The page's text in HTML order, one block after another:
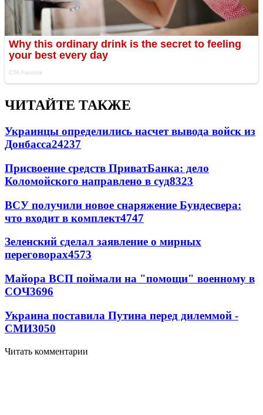
ЧИТАЙТЕ ТАКЖЕ
Украинцы определились насчет вывода войск из
Донбасса24237
Присвоение средств ПриватБанка: дело
Коломойского направлено в суд8323
ВСУ получили новое снаряжение Бундесвера:
что входит в комплект4747
Зеленский сделал заявление о мирных
переговорах4573
Майора ВСП поймали на "помощи" военному в
СОЧ3696
Украина поставила Путина перед дилеммой -
СМИ3050
Читать комментарии